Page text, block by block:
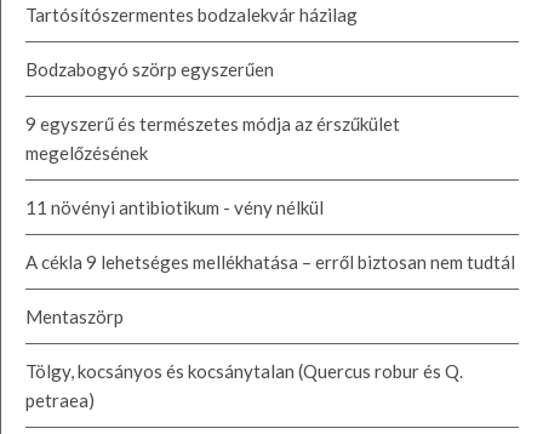
Tartósítószermentes bodzalekvár házilag
Bodzabogyó szörp egyszerűen
9 egyszerű és természetes módja az érszűkület
megelőzésének
11 növényi antibiotikum - vény nélkül
A cékla 9 lehetséges mellékhatása – erről biztosan nem tudtál
Mentaszörp
Tölgy, kocsányos és kocsánytalan (Quercus robur és Q.
petraea)